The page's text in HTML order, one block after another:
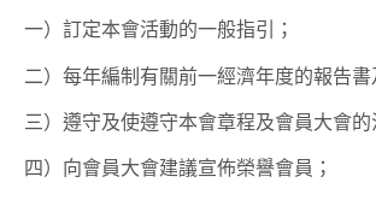
一）訂定本會活動的一般指引；
二）每年編制有關前一經濟年度的報告書
三）遵守及使遵守本會章程及會員大會的
四）向會員大會建議宣佈榮譽會員；